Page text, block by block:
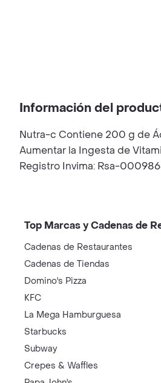
Información del
Nutra-c Contiene 200 g de
Aumentar la Ingesta de
Registro Invima: Rsa-
Top Marcas y Cadenas de
Cadenas de Restaurantes
Cadenas de Tiendas
Domino's Pizza
KFC
La Mega Hamburguesa
Starbucks
Subway
Crepes & Waffles